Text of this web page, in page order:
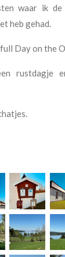
waar ik
heb gehad.
Day on the
rustdagje